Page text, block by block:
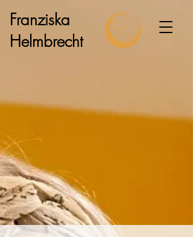
Franziska
Helmbrecht